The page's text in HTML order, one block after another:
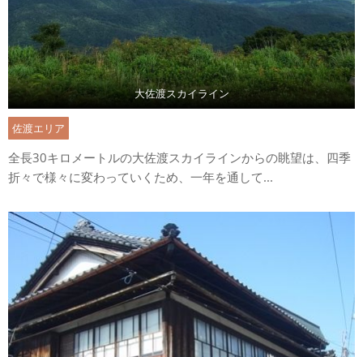
大佐渡スカイライン
佐渡エリア
全長30キロメートルの大佐渡スカイラインからの眺望は、四季
折々で様々に変わっていくため、一年を通して...